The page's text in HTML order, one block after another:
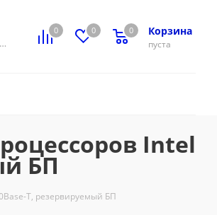
0 0 Корзина
0
пуста
0
Мой кабинет
Intel
БП
T, резервируемый БП